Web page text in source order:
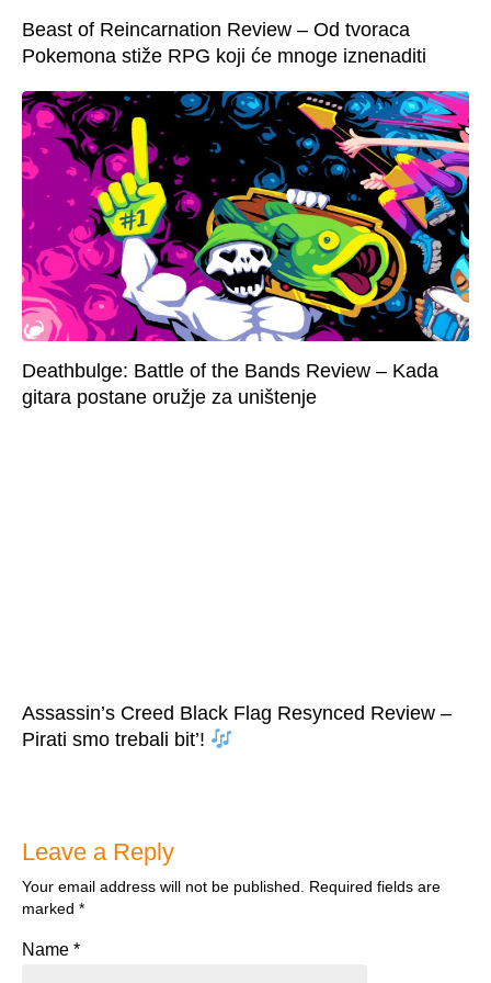
Beast of Reincarnation Review – Od tvoraca
Pokemona stiže RPG koji će mnoge iznenaditi
Deathbulge: Battle of the Bands Review – Kada
gitara postane oružje za uništenje
Assassin’s Creed Black Flag Resynced Review –
Pirati smo trebali bit’!
Leave a Reply
Your email address will not be published.
Required fields are
marked *
Name *